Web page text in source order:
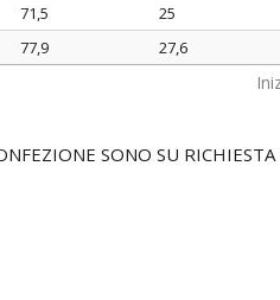
71,5 25
77,9 27,6
SONO SU